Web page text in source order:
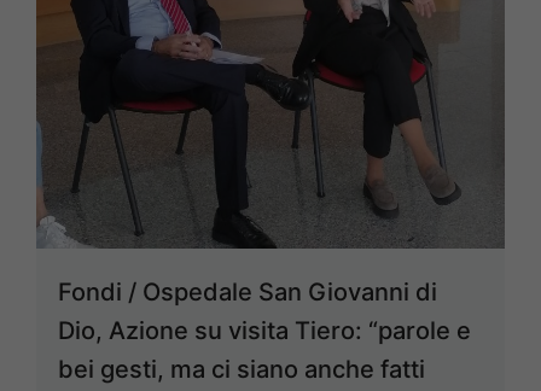
Fondi / Ospedale San Giovanni di
Dio, Azione su visita Tiero: “parole e
bei gesti, ma ci siano anche fatti